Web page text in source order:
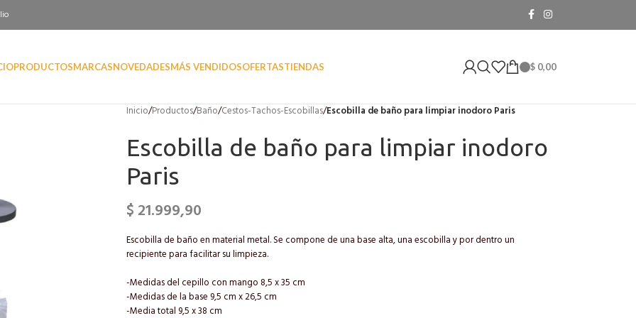
PRODUCTOSMARCASNOVEDADESMÁS VENDIDOSOFERTASTIENDAS $ 0,00
Inicio/Productos/Baño/Cestos-Tachos-Escobillas/Escobilla de baño para limpiar inodoro Paris
Escobilla de baño para limpiar inodoro
Paris
$ 21.999,90
Escobilla de baño en material metal. Se compone de una base alta, una escobilla y por dentro un
recipiente para facilitar su limpieza.
-Medidas del cepillo con mango 8,5 x 35 cm
-Medidas de la base 9,5 cm x 26,5 cm
-Media total 9,5 x 38 cm